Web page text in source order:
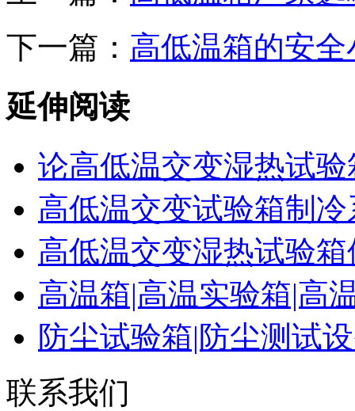
下一篇： 高低温箱的安全
延伸阅读
论高低温交变湿热试验
高低温交变试验箱制冷
高低温交变湿热试验箱
高温箱|高温实验箱|高
防尘试验箱|防尘测试
联系我们